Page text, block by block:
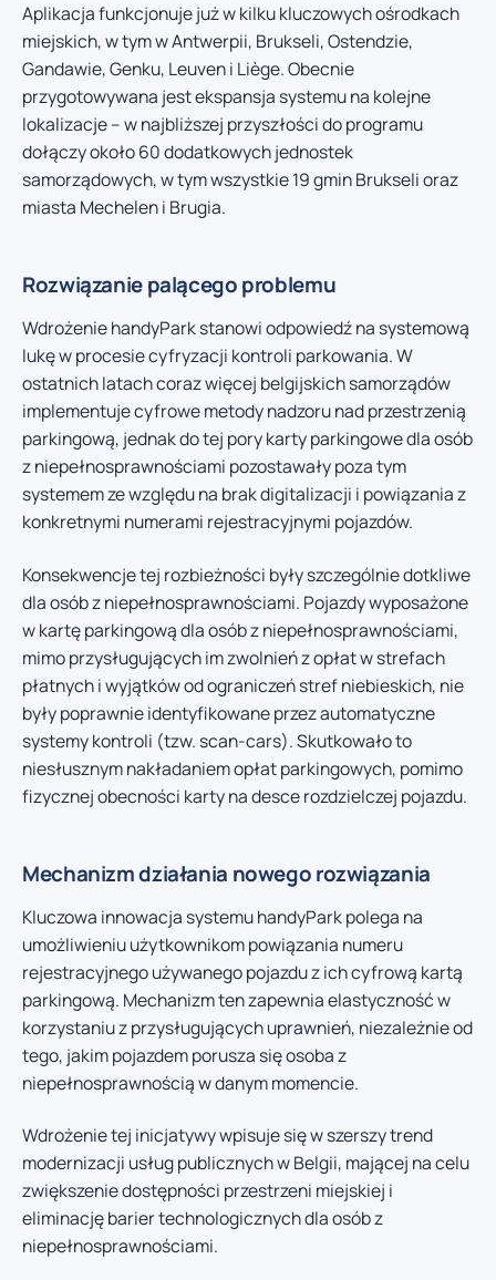
Aplikacja funkcjonuje już w kilku kluczowych ośrodkach
miejskich, w tym w Antwerpii, Brukseli, Ostendzie,
Gandawie, Genku, Leuven i Liège. Obecnie
przygotowywana jest ekspansja systemu na kolejne
lokalizacje – w najbliższej przyszłości do programu
dołączy około 60 dodatkowych jednostek
samorządowych, w tym wszystkie 19 gmin Brukseli oraz
miasta Mechelen i Brugia.
Rozwiązanie palącego problemu
Wdrożenie handyPark stanowi odpowiedź na systemową
lukę w procesie cyfryzacji kontroli parkowania. W
ostatnich latach coraz więcej belgijskich samorządów
implementuje cyfrowe metody nadzoru nad przestrzenią
parkingową, jednak do tej pory karty parkingowe dla osób
z niepełnosprawnościami pozostawały poza tym
systemem ze względu na brak digitalizacji i powiązania z
konkretnymi numerami rejestracyjnymi pojazdów.
Konsekwencje tej rozbieżności były szczególnie dotkliwe
dla osób z niepełnosprawnościami. Pojazdy wyposażone
w kartę parkingową dla osób z niepełnosprawnościami,
mimo przysługujących im zwolnień z opłat w strefach
płatnych i wyjątków od ograniczeń stref niebieskich, nie
były poprawnie identyfikowane przez automatyczne
systemy kontroli (tzw. scan-cars). Skutkowało to
niesłusznym nakładaniem opłat parkingowych, pomimo
fizycznej obecności karty na desce rozdzielczej pojazdu.
Mechanizm działania nowego rozwiązania
Kluczowa innowacja systemu handyPark polega na
umożliwieniu użytkownikom powiązania numeru
rejestracyjnego używanego pojazdu z ich cyfrową kartą
parkingową. Mechanizm ten zapewnia elastyczność w
korzystaniu z przysługujących uprawnień, niezależnie od
tego, jakim pojazdem porusza się osoba z
niepełnosprawnością w danym momencie.
Wdrożenie tej inicjatywy wpisuje się w szerszy trend
modernizacji usług publicznych w Belgii, mającej na celu
zwiększenie dostępności przestrzeni miejskiej i
eliminację barier technologicznych dla osób z
niepełnosprawnościami.